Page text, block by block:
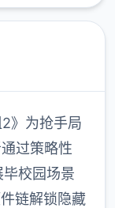
2》为抢手局
过策略性
校园场景
链解锁隐藏